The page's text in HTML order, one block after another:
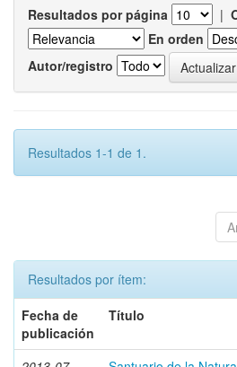
Resultados por página |
En orden
Autor/registro
Resultados 1-1 de 1.
Resultados por ítem:
Fecha de
publicación
Título